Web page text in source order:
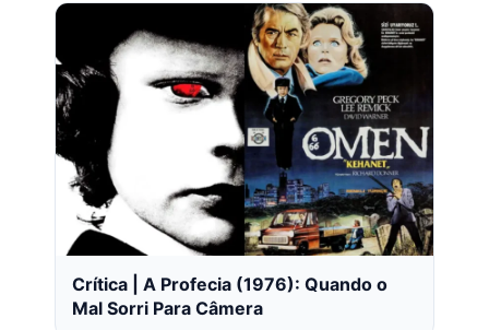
Crítica | A Profecia (1976): Quando o
Mal Sorri Para Câmera